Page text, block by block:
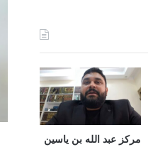
مركز عبد الله بن ياسين